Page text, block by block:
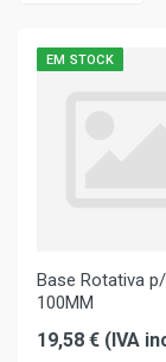
EM STOCK
Base Rotativa
100MM
19,58 € (IVA